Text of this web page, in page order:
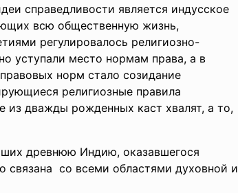
справедливости является индусское
всю общественную жизнь,
регулировалось религиозно-
уступали место нормам права, а в
норм стало созидание
религиозные правила
из дважды рожденных каст хвалят, а то,
древнюю Индию, оказавшегося
связана со всеми областями духовной и